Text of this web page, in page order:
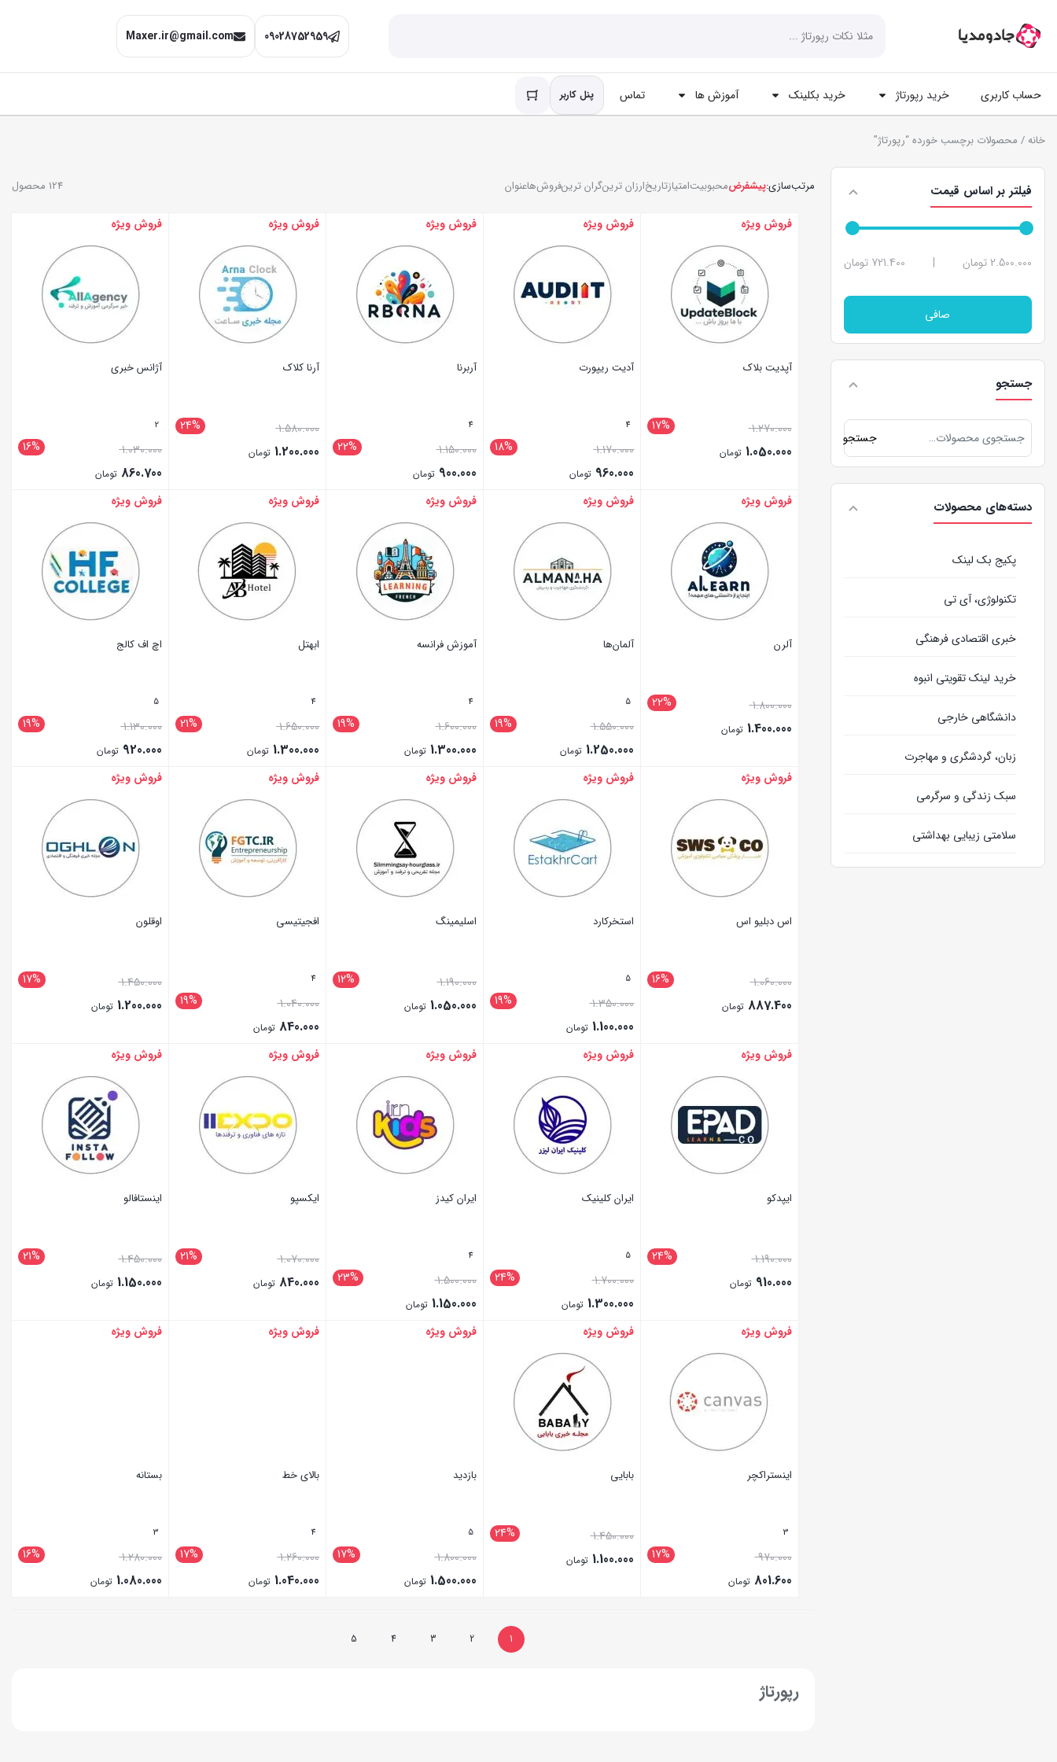
09028752959
Maxer.ir@gmail.com
حساب کاربری خرید رپورتاژ خرید بکلینک آموزش ها تماس پنل کاربر
خانه/ محصولات برچسب خورده “رپورتاژ”
فیلتر بر اساس قیمت
721.400 تومان | 2.500.000 تومان
صافی
جستجو
جستجو
دسته‌های محصولات
پکیج بک لینک
تکنولوژی، آی تی
خبری اقتصادی فرهنگی
خرید لینک تقویتی انبوه
دانشگاهی خارجی
زبان، گردشگری و مهاجرت
سبک زندگی و سرگرمی
سلامتی زیبایی بهداشتی
124 محصول مرتب‌سازی:پیشفرضمحبوبیتامتیازتاریخارزان ترینگران ترینفروش‌هاعنوان
فروش ویژه
آپدیت بلاک
17% 1.270.000
1.050.000 تومان
بستن
فروش ویژه
آدیت ریپورت
4
18% 1.170.000
960.000 تومان
بستن
فروش ویژه
آربرنا
4
22% 1.150.000
900.000 تومان
بستن
فروش ویژه
آرنا کلاک
24% 1.580.000
1.200.000 تومان
بستن
فروش ویژه
آژانس خبری
2
16% 1.030.000
860.700 تومان
بستن
فروش ویژه
آلرن
22% 1.800.000
1.400.000 تومان
بستن
فروش ویژه
آلمان‌ها
5
19% 1.550.000
1.250.000 تومان
بستن
فروش ویژه
آموزش فرانسه
4
19% 1.600.000
1.300.000 تومان
بستن
فروش ویژه
ابهتل
4
21% 1.650.000
1.300.000 تومان
بستن
فروش ویژه
اچ اف کالج
5
19% 1.130.000
920.000 تومان
بستن
فروش ویژه
اس دبلیو اس
16% 1.060.000
887.400 تومان
بستن
فروش ویژه
استخرکارد
5
19% 1.350.000
1.100.000 تومان
بستن
فروش ویژه
اسلیمینگ
12% 1.190.000
1.050.000 تومان
بستن
فروش ویژه
افجیتیسی
4
19% 1.040.000
840.000 تومان
بستن
فروش ویژه
اوقلون
17% 1.450.000
1.200.000 تومان
بستن فروش ویژه
ایپدکو
24% 1.190.000
910.000 تومان
بستن
فروش ویژه
ایران کلینیک
5
24% 1.700.000
1.300.000 تومان
بستن
فروش ویژه
ایران کیدز
4
23% 1.500.000
1.150.000 تومان
بستن
فروش ویژه
ایکسپو
21% 1.070.000
840.000 تومان
بستن
فروش ویژه
اینستافالو
21% 1.450.000
1.150.000 تومان
بستن فروش ویژه
اینستراکچر
3
17% 970.000
801.600 تومان
فروش ویژه
بابایی
24% 1.450.000
1.100.000 تومان
فروش ویژه
بازدید
5
17% 1.800.000
1.500.000 تومان
فروش ویژه
بالای خط
4
17% 1.260.000
1.040.000 تومان
فروش ویژه
بستانه
3
16% 1.280.000
1.080.000 تومان
1
2
3
4
5
رپورتاژ